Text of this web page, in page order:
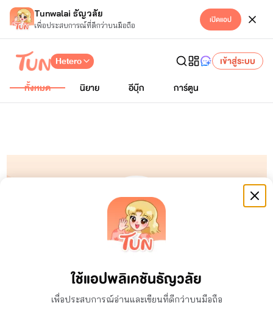
Tunwalai ธัญวลัย
เพื่อประสบการณ์ที่ดีกว่าบนมือถือ เปิดแอป
ใช้แอปพลิเคชันธัญวลัย
เพื่อประสบการณ์อ่านและเขียนที่ดีกว่าบนมือถือ
Hetero
เข้าสู่ระบบ
ทั้งหมด
นิยาย อีบุ๊ก การ์ตูน
chada
23 ผู้ติดตาม กำลังติดตาม